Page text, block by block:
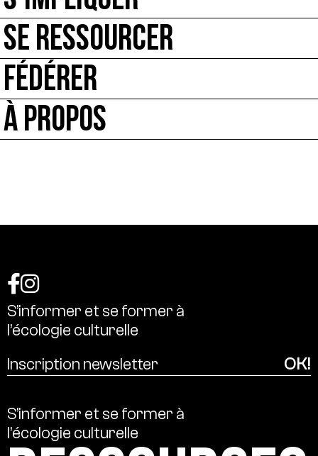
SE RESSOURCER
FÉDÉRER
À PROPOS
S’informer et se former à
l’écologie culturelle
S’informer et se former à
l’écologie culturelle